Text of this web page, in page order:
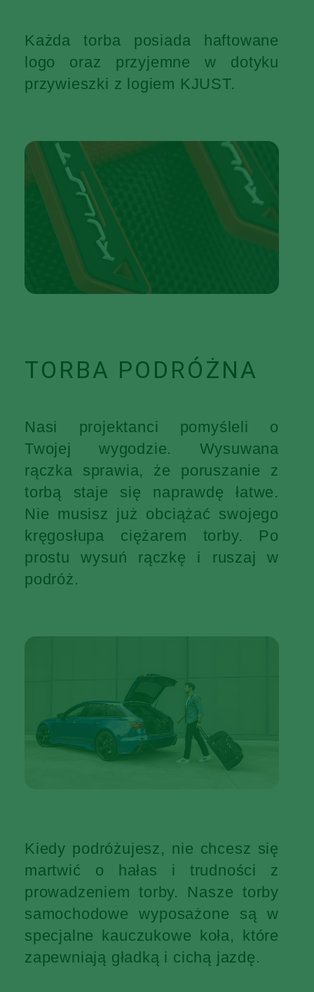
Każda torba posiada haftowane
logo oraz przyjemne w dotyku
przywieszki z logiem KJUST.
TORBA PODRÓŻNA
Nasi projektanci pomyśleli o
Twojej wygodzie. Wysuwana
rączka sprawia, że poruszanie z
torbą staje się naprawdę łatwe.
Nie musisz już obciążać swojego
kręgosłupa ciężarem torby. Po
prostu wysuń rączkę i ruszaj w
podróż.
Kiedy podróżujesz, nie chcesz się
martwić o hałas i trudności z
prowadzeniem torby. Nasze torby
samochodowe wyposażone są w
specjalne kauczukowe koła, które
zapewniają gładką i cichą jazdę.